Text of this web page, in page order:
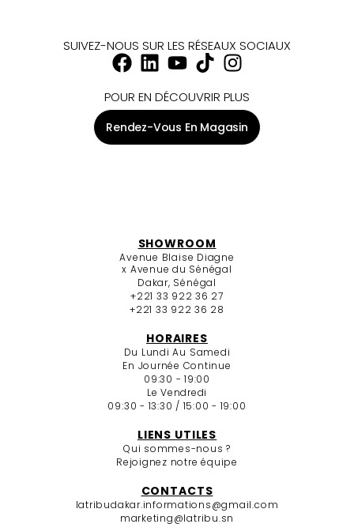
SUIVEZ-NOUS SUR LES RÉSEAUX SOCIAUX
POUR EN DÉCOUVRIR PLUS
Rendez-Vous En Magasin
SHOWROOM
Avenue Blaise Diagne
x Avenue du Sénégal
Dakar, Sénégal
+221 33 922 36 27
+221 33 922 36 28
HORAIRES
Du Lundi Au Samedi
En Journée Continue
09:30 - 19:00
Le Vendredi
09:30 - 13:30 / 15:00 - 19:00
LIENS UTILES
Qui sommes-nous ?
Rejoignez notre équipe
CONTACTS
latribudakar.informations@gmail.com
marketing@latribu.sn